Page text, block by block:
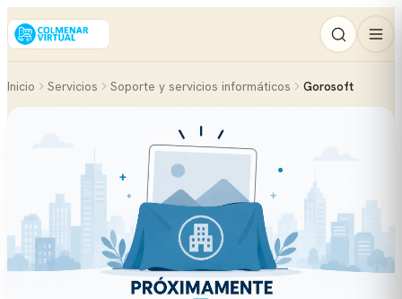
Inicio Servicios Soporte y servicios informáticos Gorosoft